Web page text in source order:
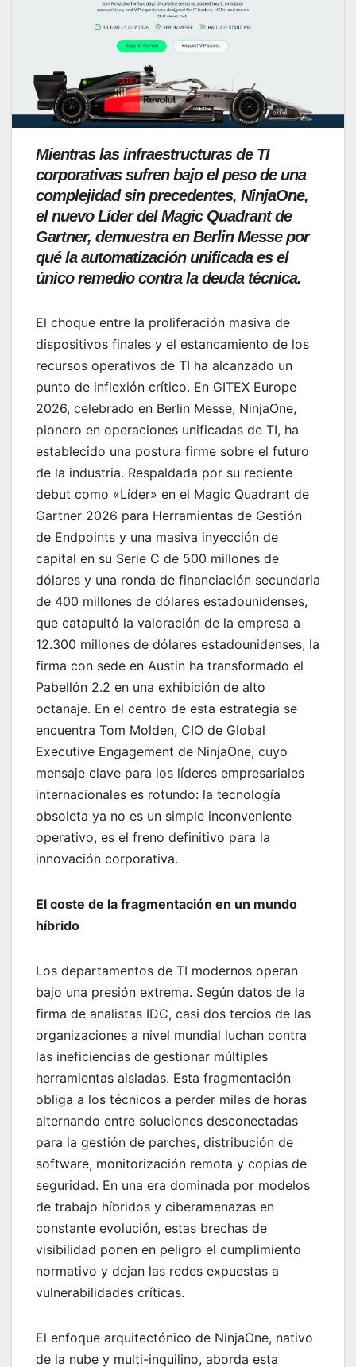
Mientras las infraestructuras de TI
corporativas sufren bajo el peso de una
complejidad sin precedentes, NinjaOne,
el nuevo Líder del Magic Quadrant de
Gartner, demuestra en Berlin Messe por
qué la automatización unificada es el
único remedio contra la deuda técnica.
El choque entre la proliferación masiva de
dispositivos finales y el estancamiento de los
recursos operativos de TI ha alcanzado un
punto de inflexión crítico. En GITEX Europe
2026, celebrado en Berlin Messe, NinjaOne,
pionero en operaciones unificadas de TI, ha
establecido una postura firme sobre el futuro
de la industria. Respaldada por su reciente
debut como «Líder» en el Magic Quadrant de
Gartner 2026 para Herramientas de Gestión
de Endpoints y una masiva inyección de
capital en su Serie C de 500 millones de
dólares y una ronda de financiación secundaria
de 400 millones de dólares estadounidenses,
que catapultó la valoración de la empresa a
12.300 millones de dólares estadounidenses, la
firma con sede en Austin ha transformado el
Pabellón 2.2 en una exhibición de alto
octanaje. En el centro de esta estrategia se
encuentra Tom Molden, CIO de Global
Executive Engagement de NinjaOne, cuyo
mensaje clave para los líderes empresariales
internacionales es rotundo: la tecnología
obsoleta ya no es un simple inconveniente
operativo, es el freno definitivo para la
innovación corporativa.
El coste de la fragmentación en un mundo
híbrido
Los departamentos de TI modernos operan
bajo una presión extrema. Según datos de la
firma de analistas IDC, casi dos tercios de las
organizaciones a nivel mundial luchan contra
las ineficiencias de gestionar múltiples
herramientas aisladas. Esta fragmentación
obliga a los técnicos a perder miles de horas
alternando entre soluciones desconectadas
para la gestión de parches, distribución de
software, monitorización remota y copias de
seguridad. En una era dominada por modelos
de trabajo híbridos y ciberamenazas en
constante evolución, estas brechas de
visibilidad ponen en peligro el cumplimiento
normativo y dejan las redes expuestas a
vulnerabilidades críticas.
El enfoque arquitectónico de NinjaOne, nativo
de la nube y multi-inquilino, aborda esta